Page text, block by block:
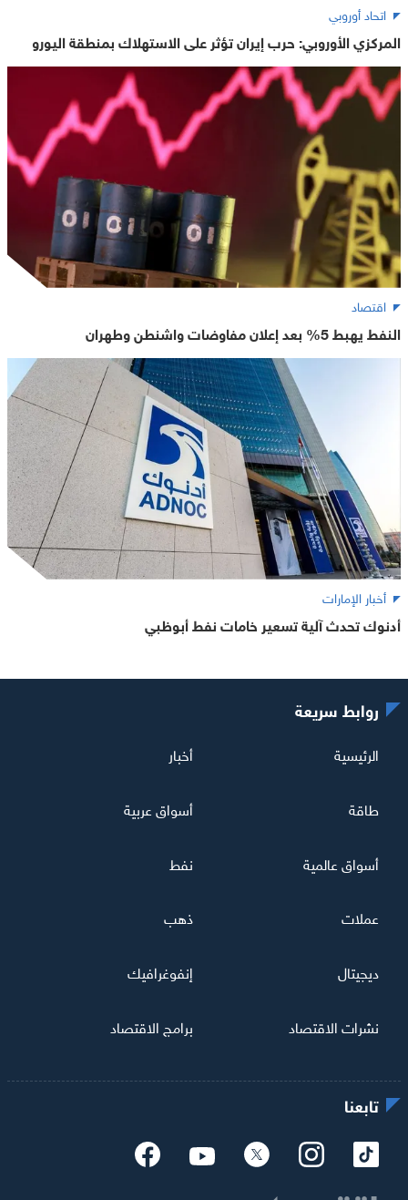
اتحاد أوروبي
المركزي الأوروبي: حرب إيران تؤثر على الاستهلاك بمنطقة اليورو
اقتصاد
النفط يهبط 5% بعد إعلان مفاوضات واشنطن وطهران
أخبار الإمارات
أدنوك تحدث آلية تسعير خامات نفط أبوظبي
تابعنا
روابط سريعة
الرئيسية أخبار
طاقة أسواق عربية
أسواق عالمية نفط
عملات ذهب
ديجيتال إنفوغرافيك
نشرات الاقتصاد برامج الاقتصاد